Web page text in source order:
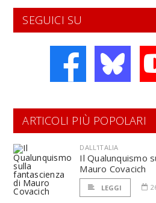
SEGUICI SU
ARTICOLI PIÙ POPOLARI
DALL'ITALIA
Il Qualunquismo
Mauro Covacich
LEGGI